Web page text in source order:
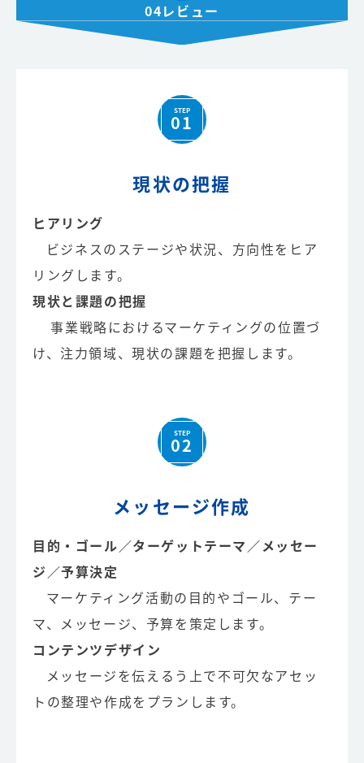
04レビュー
STEP
01
現状の把握
ヒアリング
ビジネスのステージや状況、方向性をヒア
リングします。
現状と課題の把握
事業戦略におけるマーケティングの位置づ
け、注力領域、現状の課題を把握します。
STEP
02
メッセージ作成
目的・ゴール／ターゲットテーマ／メッセー
ジ／予算決定
マーケティング活動の目的やゴール、テー
マ、メッセージ、予算を策定します。
コンテンツデザイン
メッセージを伝えるう上で不可欠なアセッ
トの整理や作成をプランします。